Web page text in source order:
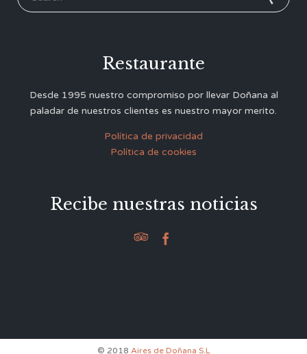
Restaurante
Desde 1995 nuestro compromiso por llevar Doñana al
paladar de nuestros clientes es nuestro mayor merito.
Política de privacidad
Política de cookies
Recibe nuestras noticias
 
© 2018 Aires de Doñana S.L